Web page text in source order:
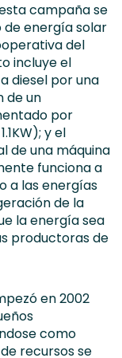
campaña se
energía solar
del
incluye el
diesel por una
de un
por
y el
de una máquina
funciona a
a las energías
de la
la energía sea
productoras de
en 2002
como
recursos se